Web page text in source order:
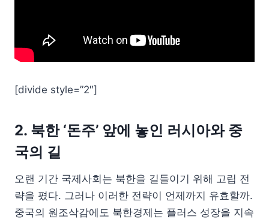
[divide style=”2″]
2. 북한 ‘돈주’ 앞에 놓인 러시아와 중
국의 길
오랜 기간 국제사회는 북한을 길들이기 위해 고립 전
략을 폈다. 그러나 이러한 전략이 언제까지 유효할까.
중국의 원조삭감에도 북한경제는 플러스 성장을 지속